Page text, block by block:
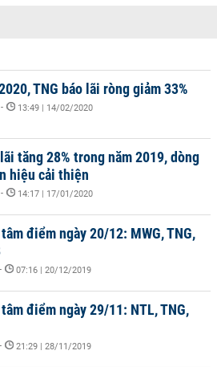
TNG báo lãi ròng giảm 33%
- 13:49 | 14/02/2020
tăng 28% trong năm 2019, dòng
hiệu cải thiện
- 14:17 | 17/01/2020
điểm ngày 20/12: MWG, TNG,
- 07:16 | 20/12/2019
điểm ngày 29/11: NTL, TNG,
- 21:29 | 28/11/2019